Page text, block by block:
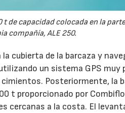
de capacidad colocada en la
compañía, ALE 250.
cubierta de la barcaza y
un sistema GPS muy
Posteriormente, la
t proporcionado por
cercanas a la costa. El